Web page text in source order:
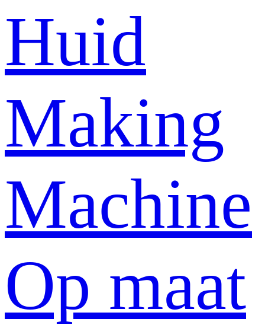
Huid
Making
Machine
Op maat